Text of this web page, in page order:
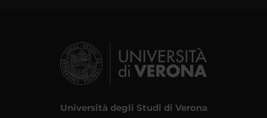
Università degli Studi di Verona